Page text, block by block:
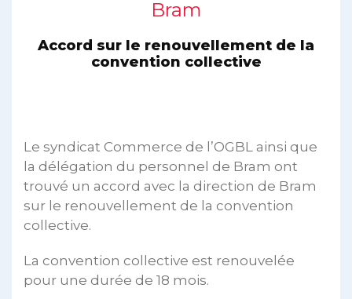
Bram
Accord sur le renouvellement de la
convention collective
Le syndicat Commerce de l’OGBL ainsi que
la délégation du personnel de Bram ont
trouvé un accord avec la direction de Bram
sur le renouvellement de la convention
collective.
La convention collective est renouvelée
pour une durée de 18 mois.